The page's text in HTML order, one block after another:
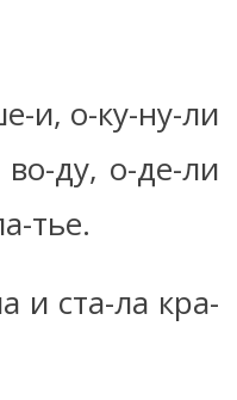
и, о-ку-ну-ли
ду, о-де-ли
тье.
и ста-ла кра-